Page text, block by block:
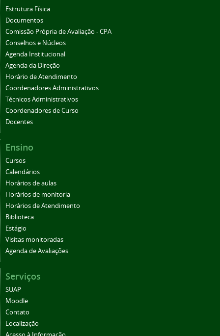
Estrutura Física
Documentos
Comissão Própria de Avaliação - CPA
Conselhos e Núcleos
Agenda Institucional
Agenda da Direção
Horário de Atendimento
Coordenadores Administrativos
Técnicos Administrativos
Coordenadores de Curso
Docentes
Ensino
Cursos
Calendários
Horários de aulas
Horários de monitoria
Horários de Atendimento
Biblioteca
Estágio
Visitas monitoradas
Agenda de Avaliações
Serviços
SUAP
Moodle
Contato
Localização